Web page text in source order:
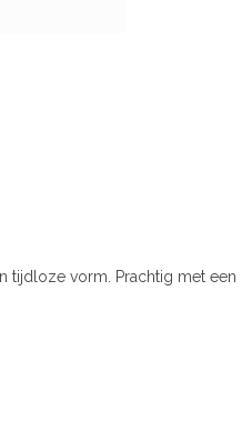
tijdloze vorm. Prachtig met een